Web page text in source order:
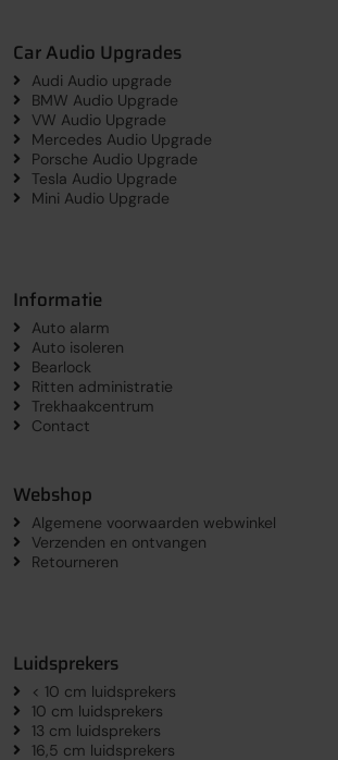
Car Audio Upgrades
Audi Audio upgrade
BMW Audio Upgrade
VW Audio Upgrade
Mercedes Audio Upgrade
Porsche Audio Upgrade
Tesla Audio Upgrade
Mini Audio Upgrade
Informatie
Auto alarm
Auto isoleren
Bearlock
Ritten administratie
Trekhaakcentrum
Contact
Webshop
Algemene voorwaarden webwinkel
Verzenden en ontvangen
Retourneren
Luidsprekers
< 10 cm luidsprekers
10 cm luidsprekers
13 cm luidsprekers
16,5 cm luidsprekers